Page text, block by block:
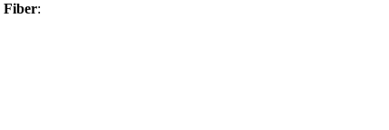
Fiber: